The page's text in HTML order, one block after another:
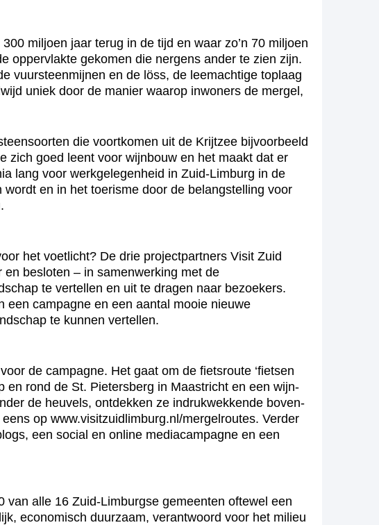
miljoen jaar terug in de tijd en waar zo’n 70 miljoen
oppervlakte gekomen die nergens ander te zien zijn.
vuursteenmijnen en de löss, de leemachtige toplaag
uniek door de manier waarop inwoners de mergel,
die voortkomen uit de Krijtzee bijvoorbeeld
zich goed leent voor wijnbouw en het maakt dat er
lang voor werkgelegenheid in Zuid-Limburg in de
en in het toerisme door de belangstelling voor
het voetlicht? De drie projectpartners Visit Zuid
besloten – in samenwerking met de
te vertellen en uit te dragen naar bezoekers.
een campagne en een aantal mooie nieuwe
te kunnen vertellen.
de campagne. Het gaat om de fietsroute ‘fietsen
en rond de St. Pietersberg in Maastricht en een wijn-
de heuvels, ontdekken ze indrukwekkende boven-
op www.visitzuidlimburg.nl/mergelroutes. Verder
een social en online mediacampagne en een
alle 16 Zuid-Limburgse gemeenten oftewel een
economisch duurzaam, verantwoord voor het milieu